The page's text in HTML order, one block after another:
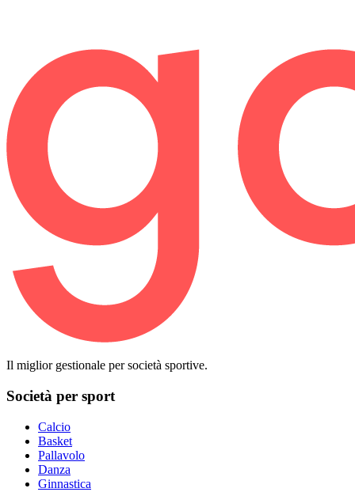
Il miglior gestionale per società sportive.
Società per sport
Calcio
Basket
Pallavolo
Danza
Ginnastica